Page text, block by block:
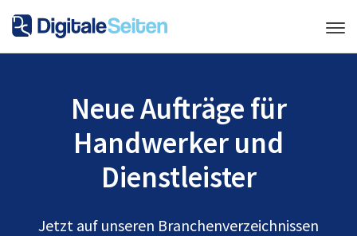
Neue Aufträge für
Handwerker und
Dienstleister
Jetzt auf unseren Branchenverzeichnissen